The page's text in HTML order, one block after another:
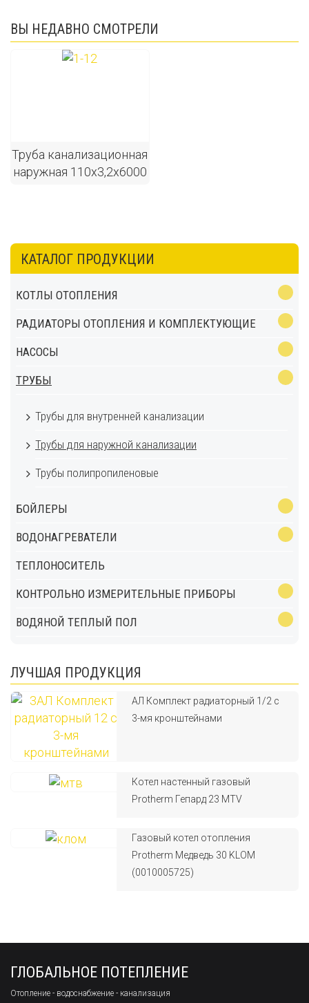
ВЫ НЕДАВНО СМОТРЕЛИ
Труба канализационная
наружная 110х3,2х6000
КАТАЛОГ ПРОДУКЦИИ
КОТЛЫ ОТОПЛЕНИЯ
РАДИАТОРЫ ОТОПЛЕНИЯ И КОМПЛЕКТУЮЩИЕ
НАСОСЫ
ТРУБЫ
Трубы для внутренней канализации
Трубы для наружной канализации
Трубы полипропиленовые
БОЙЛЕРЫ
ВОДОНАГРЕВАТЕЛИ
ТЕПЛОНОСИТЕЛЬ
КОНТРОЛЬНО ИЗМЕРИТЕЛЬНЫЕ ПРИБОРЫ
ВОДЯНОЙ ТЕПЛЫЙ ПОЛ
ЛУЧШАЯ ПРОДУКЦИЯ
АЛ Комплект радиаторный 1/2 с
3-мя кронштейнами
Котел настенный газовый
Protherm Гепард 23 MTV
Газовый котел отопления
Protherm Медведь 30 KLOM
(0010005725)
ГЛОБАЛЬНОЕ ПОТЕПЛЕНИЕ
Отопление - водоснабжение - канализация